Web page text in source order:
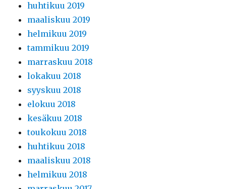
huhtikuu 2019
maaliskuu 2019
helmikuu 2019
tammikuu 2019
marraskuu 2018
lokakuu 2018
syyskuu 2018
elokuu 2018
kesäkuu 2018
toukokuu 2018
huhtikuu 2018
maaliskuu 2018
helmikuu 2018